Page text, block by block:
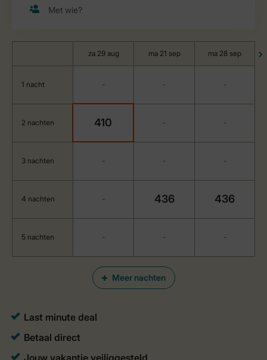
Meer nachten
za 29 aug ma 21 sep ma 28 sep
1 nacht - - -
2 nachten 410 - -
3 nachten - - -
4 nachten - 436 436
5 nachten - - -